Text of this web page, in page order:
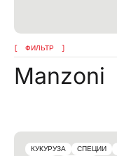
ФИЛЬТР
Manzoni
КУКУРУЗА СПЕЦИИ